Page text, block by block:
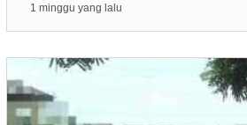
1 minggu yang lalu